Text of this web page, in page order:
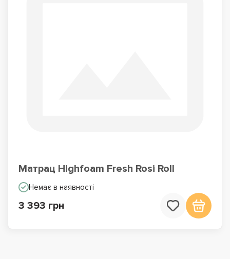
Матрац Highfoam Fresh Rosi Roll
Немає в наявності
3 393 грн